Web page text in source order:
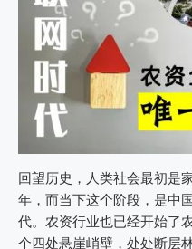
回望历史，人类社会最初是
年，而当下这个阶段，是中
代。农资行业也已经开始了
个四处悬崖峭壁，处处断层